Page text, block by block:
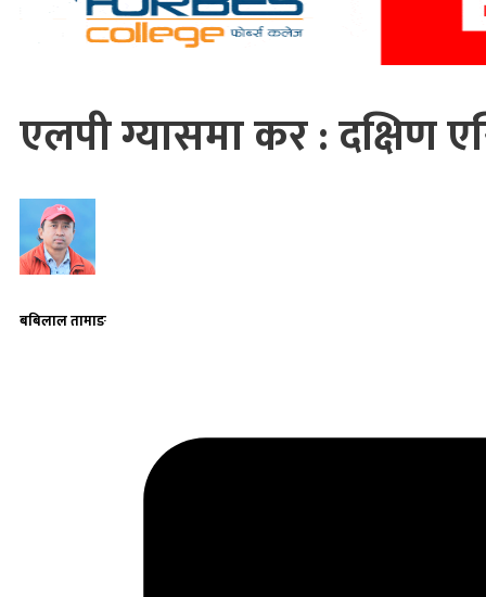
एलपी ग्यासमा कर : दक्षिण
बबिलाल तामाङ